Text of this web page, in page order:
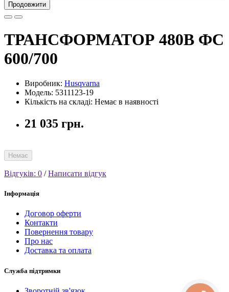
Продовжити
ТРАНСФОРМАТОР 480В ФС
600/700
Виробник: Husqvarna
Модель: 5311123-19
Кількість на складі: Немає в наявності
21 035 грн.
Немає
Відгуків: 0 /Написати відгук
Інформація
Договор оферти
Контакти
Повернення товару
Про нас
Доставка та оплата
Служба підтримки